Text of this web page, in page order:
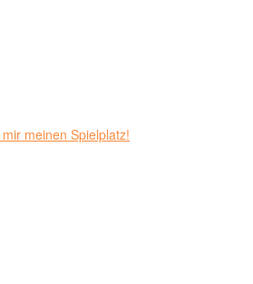
meinen Spielplatz!